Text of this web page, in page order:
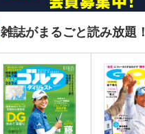
雑誌がまるごと読み放題！